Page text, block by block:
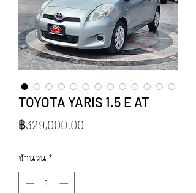
TOYOTA YARIS 1.5 E AT
฿329,000.00
จำนวน *